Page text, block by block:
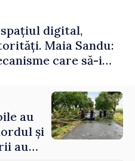
digital,
Maia Sandu:
care să-i
au
și
au